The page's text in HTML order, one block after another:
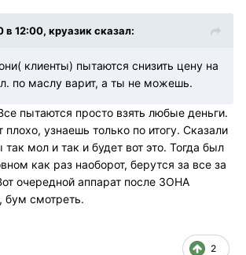
в 12:00, круазик сказал:
клиенты) пытаются снизить цену на
по маслу варит, а ты не можешь.
пытаются просто взять любые деньги.
плохо, узнаешь только по итогу. Сказали
мол и так и будет вот это. Тогда был
как раз наоборот, берутся за все за
очередной аппарат после ЗОНА
бум смотреть.
2